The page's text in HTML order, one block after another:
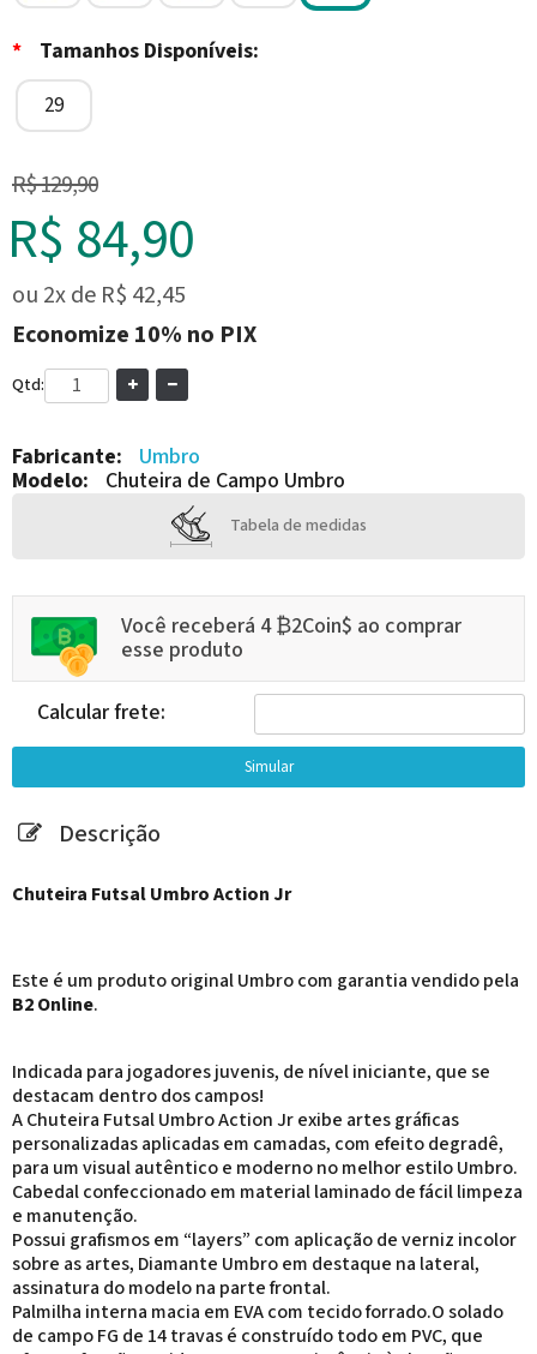
* Tamanhos Disponíveis:
29
R$ 129,90
R$ 84,90
ou 2xde R$ 42,45
Economize 10% no PIX
Qtd:
Fabricante:
Umbro
Modelo:
Chuteira de Campo Umbro
Tabela de medidas
Você receberá 4 ₿2Coin$ ao comprar
esse produto
Calcular frete:
Descrição
Chuteira Futsal Umbro Action Jr
Este é um produto original Umbro com garantia vendido pela
B2 Online.
Indicada para jogadores juvenis, de nível iniciante, que se
destacam dentro dos campos!
A Chuteira Futsal Umbro Action Jr exibe artes gráficas
personalizadas aplicadas em camadas, com efeito degradê,
para um visual autêntico e moderno no melhor estilo Umbro.
Cabedal confeccionado em material laminado de fácil limpeza
e manutenção.
Possui grafismos em “layers” com aplicação de verniz incolor
sobre as artes, Diamante Umbro em destaque na lateral,
assinatura do modelo na parte frontal.
Palmilha interna macia em EVA com tecido forrado.O solado
de campo FG de 14 travas é construído todo em PVC, que